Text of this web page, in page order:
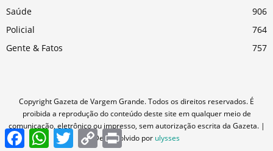
Saúde
906
Policial
764
Gente & Fatos
757
Copyright Gazeta de Vargem Grande. Todos os direitos reservados. É
proibida a reprodução do conteúdo deste site em qualquer meio de
comunicação, eletrônico ou impresso, sem autorização escrita da Gazeta. |
Desenvolvido por ulysses
FacebookWhatsAppTwitterCopy
Link
Print